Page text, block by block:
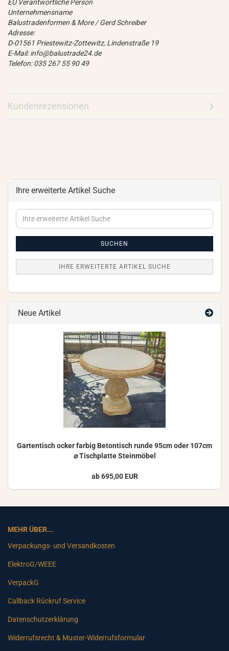
EU Verantwortliche Person
Unternehmensname
Balustradenformen & More / Gerd Schreiber
Adresse:
D-01561 Priestewitz-Zottewitz, Lindenstraße 19
E-Mail: info@balustrade24.de
Telefon: 035 267 55 90 49
Kundenrezensionen
Ihre erweiterte Artikel Suche
Ihre
erweiterte
SUCHEN
IHRE ERWEITERTE ARTIKEL SUCHE
Neue Artikel
Gar­ten­tisch ocker far­big Be­ton­tisch runde 95cm oder 107cm
⌀ Tisch­plat­te Stein­mö­bel
ab 695,00 EUR
MEHR ÜBER...
Verpackungs- und Versandkosten
ElektroG/WEEE
VerpackG
Callback Rückruf Service
Datenschutzerklärung
Widerrufsrecht & Muster-Widerrufsformular